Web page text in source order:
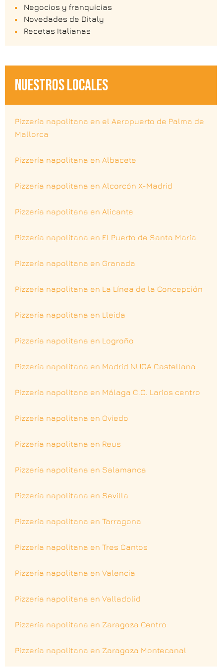
Negocios y franquicias
Novedades de Ditaly
Recetas Italianas
NUESTROS LOCALES
Pizzería napolitana en el Aeropuerto de Palma de
Mallorca
Pizzería napolitana en Albacete
Pizzería napolitana en Alcorcón X-Madrid
Pizzería napolitana en Alicante
Pizzería napolitana en El Puerto de Santa María
Pizzería napolitana en Granada
Pizzería napolitana en La Línea de la Concepción
Pizzería napolitana en Lleida
Pizzería napolitana en Logroño
Pizzería napolitana en Madrid NUGA Castellana
Pizzería napolitana en Málaga C.C. Larios centro
Pizzería napolitana en Oviedo
Pizzería napolitana en Reus
Pizzería napolitana en Salamanca
Pizzería napolitana en Sevilla
Pizzería napolitana en Tarragona
Pizzería napolitana en Tres Cantos
Pizzería napolitana en Valencia
Pizzería napolitana en Valladolid
Pizzería napolitana en Zaragoza Centro
Pizzería napolitana en Zaragoza Montecanal